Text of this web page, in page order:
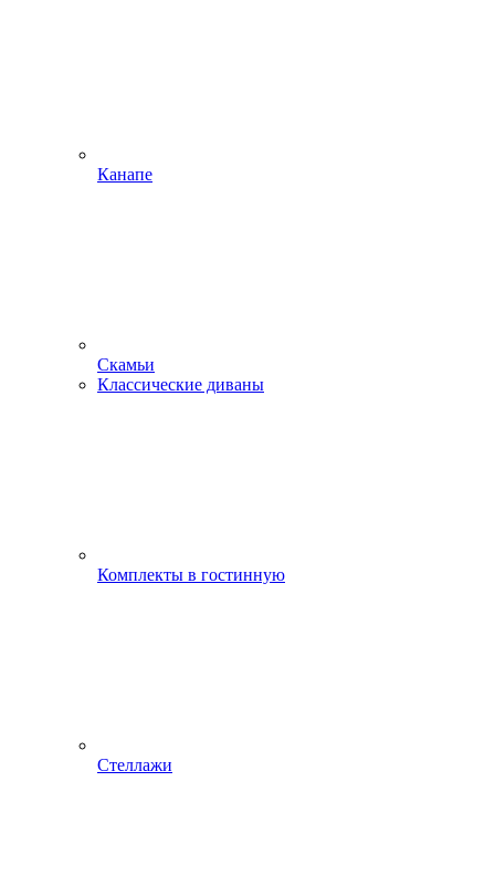
Канапе
Скамьи
Классические диваны
Комплекты в гостинную
Стеллажи